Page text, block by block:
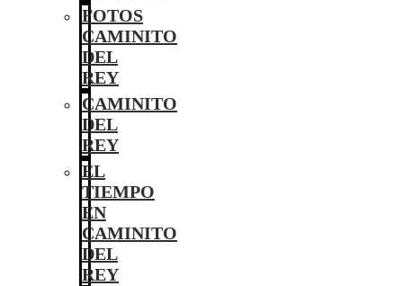
FOTOS
CAMINITO
DEL
REY
CAMINITO
DEL
REY
EL
TIEMPO
EN
CAMINITO
DEL
REY